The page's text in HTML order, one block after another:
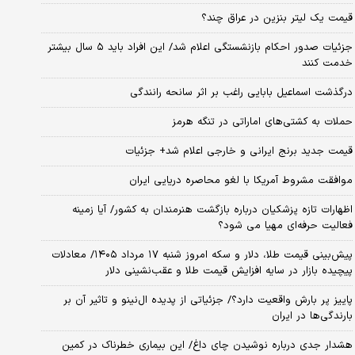
قیمت یک لیتر بنزین در عراق چند؟
جزئیات صدور احکام بازنشستگی اعلام شد/ این افراد باید ۵ سال بیشتر
خدمت کنند
درگذشت اسماعیل بابایی راغب بر اثر سانحه رانندگی
حملات به کشتی‌های اماراتی در تنگه هرمز
قیمت جدید برنج ایرانی و خارجی اعلام شد+ جزئیات
موافقت مشروط آمریکا با لغو محاصره دریایی ایران
اظهارات تازه پزشکیان درباره بازگشت هنرمندان به کشور/ آیا زمینه
فعالیت حرفه‌ای مهیا می شود؟
پیش‌بینی قیمت طلا، دلار و سکه امروز شنبه ۱۷ مرداد ۱۴۰۵/ معادلات
پیچیده بازار در سایه افزایش قیمت طلا و عقب‌نشینی دلار
پاییز پر بارش واقعیت دارد؟/ جزئیاتی از پدیده ال‌نینو و تاثیر آن بر
بارندگی‌ها در ایران
هشدار جدی درباره نوشیدن چای داغ/ این بیماری خطرناک در کمین